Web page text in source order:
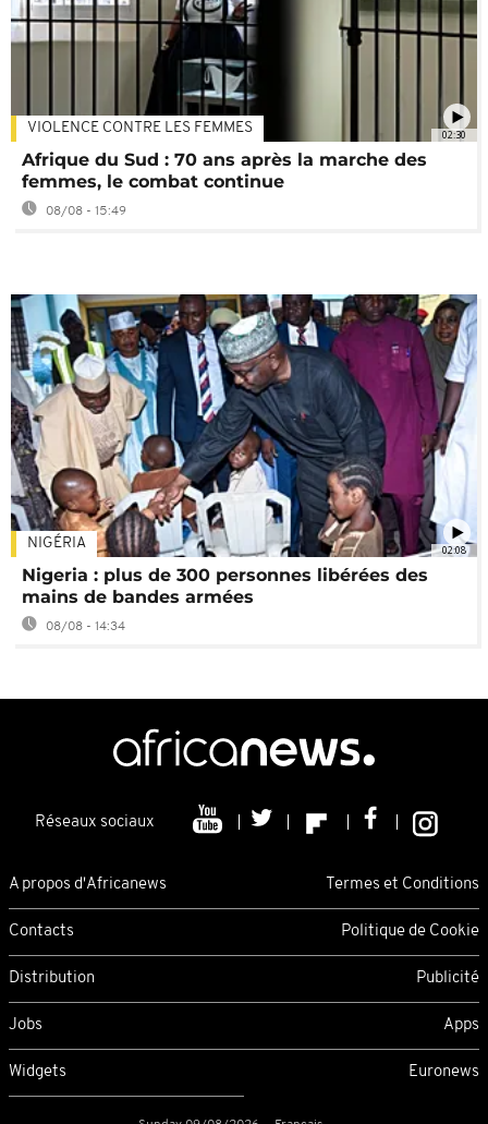
02:30
VIOLENCE CONTRE LES FEMMES
Afrique du Sud : 70 ans après la marche des
femmes, le combat continue
08/08 - 15:49
02:08
NIGÉRIA
Nigeria : plus de 300 personnes libérées des
mains de bandes armées
08/08 - 14:34
Réseaux sociaux
A propos d'Africanews Termes et Conditions
Contacts Politique de Cookie
Distribution Publicité
Jobs Apps
Widgets Euronews